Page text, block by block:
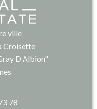
ville
Croisette
D Albion"
78